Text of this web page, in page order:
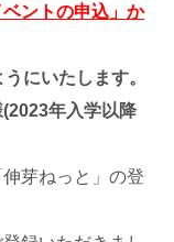
ントの申込」か
にいたします。
年入学以降
芽ねっと」の登